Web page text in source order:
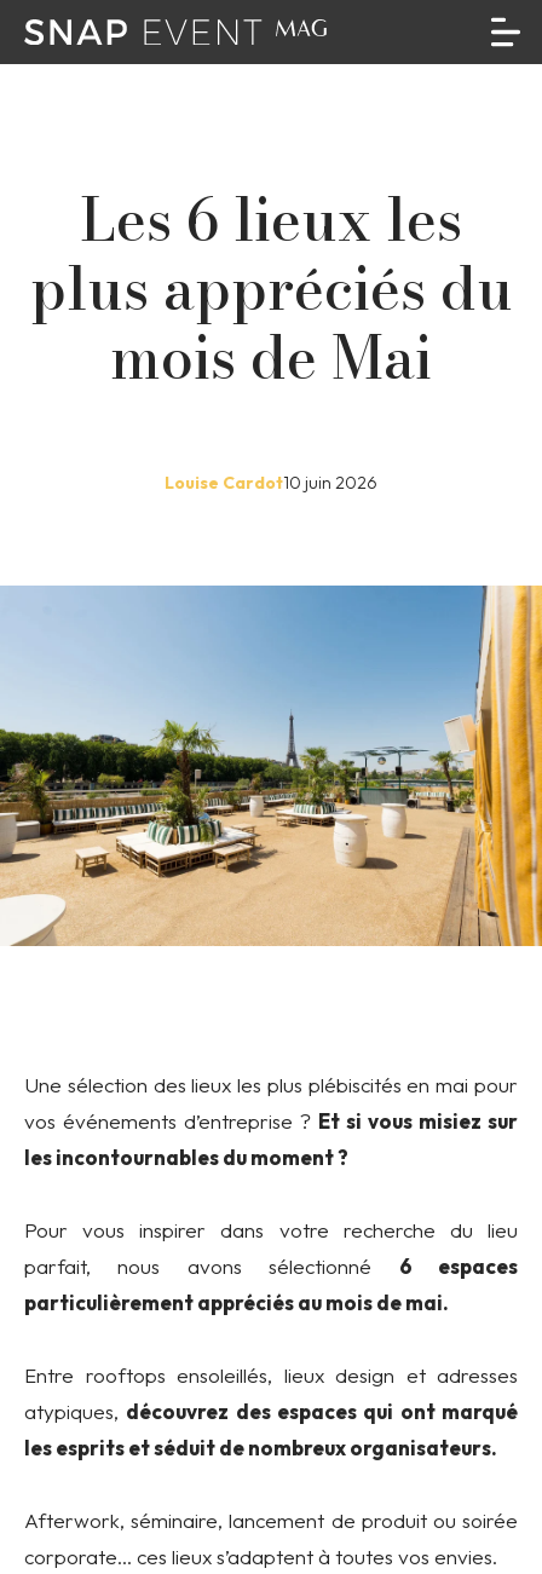
Les 6 lieux les
plus appréciés du
mois de Mai
10 juin 2026
Louise Cardot
Une sélection des lieux les plus plébiscités en mai pour
vos événements d’entreprise ? Et si vous misiez sur
les incontournables du moment ?
Pour vous inspirer dans votre recherche du lieu
parfait, nous avons sélectionné 6 espaces
particulièrement appréciés au mois de mai.
Entre rooftops ensoleillés, lieux design et adresses
atypiques, découvrez des espaces qui ont marqué
les esprits et séduit de nombreux organisateurs.
Afterwork, séminaire, lancement de produit ou soirée
corporate… ces lieux s’adaptent à toutes vos envies.